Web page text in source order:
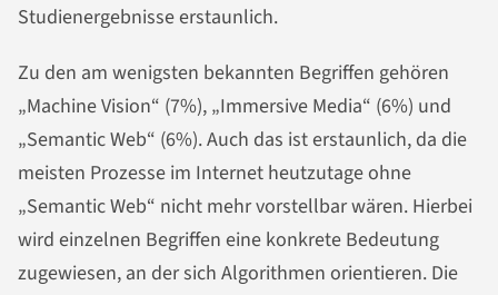
Studienergebnisse erstaunlich.
Zu den am wenigsten bekannten Begriffen gehören
„Machine Vision“ (7%), „Immersive Media“ (6%) und
„Semantic Web“ (6%). Auch das ist erstaunlich, da die
meisten Prozesse im Internet heutzutage ohne
„Semantic Web“ nicht mehr vorstellbar wären. Hierbei
wird einzelnen Begriffen eine konkrete Bedeutung
zugewiesen, an der sich Algorithmen orientieren. Die